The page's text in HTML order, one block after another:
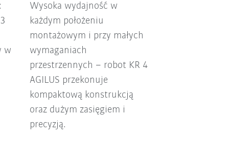
w
Wysoka wydajność w
każdym położeniu
montażowym i przy małych
wymaganiach
przestrzennych – robot KR 4
AGILUS przekonuje
kompaktową konstrukcją
oraz dużym zasięgiem i
precyzją.